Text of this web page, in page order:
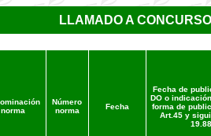
LLAMADO A
norma
Número
norma
Fecha
Fecha de
DO o
forma de
Art.45 y